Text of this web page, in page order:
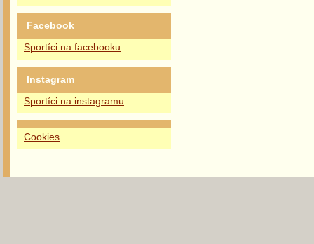
Facebook
Sportíci na facebooku
Instagram
Sportíci na instagramu
Cookies